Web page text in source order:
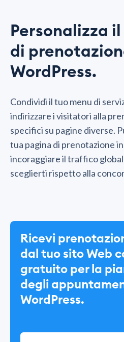
Personalizza
di
WordPress.
Condividi il tuo menu di
indirizzare i visitatori alla
specifici su pagine diverse.
tua pagina di prenotazione
incoraggiare il traffico
sceglierti rispetto alla
Ricevi
dal tuo sito Web
gratuito per la
degli
WordPress.